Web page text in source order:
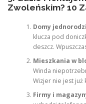
Zwoleńskim? 10
Domy
klucza pod
deszcz.
Mieszkania w
Winda
Wizjer nie jest już
Firmy i